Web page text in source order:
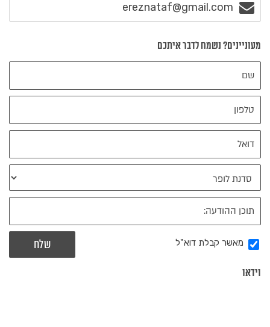
ereznataf@gmail.com
מעוניינים? נשמח לדבר איתכם
מאשר קבלת דוא"ל
וידאו